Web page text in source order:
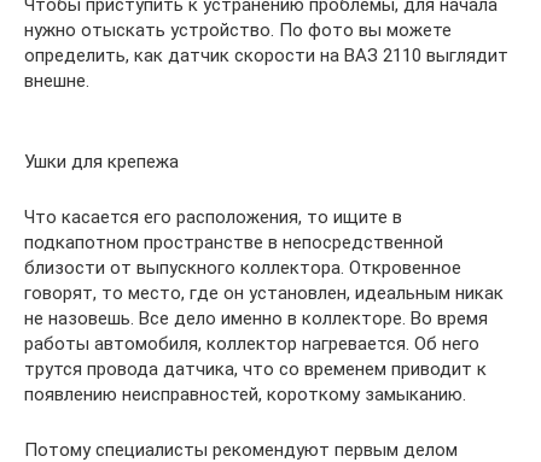
Чтобы приступить к устранению проблемы, для начала
нужно отыскать устройство. По фото вы можете
определить, как датчик скорости на ВАЗ 2110 выглядит
внешне.
Ушки для крепежа
Что касается его расположения, то ищите в
подкапотном пространстве в непосредственной
близости от выпускного коллектора. Откровенное
говорят, то место, где он установлен, идеальным никак
не назовешь. Все дело именно в коллекторе. Во время
работы автомобиля, коллектор нагревается. Об него
трутся провода датчика, что со временем приводит к
появлению неисправностей, короткому замыканию.
Потому специалисты рекомендуют первым делом